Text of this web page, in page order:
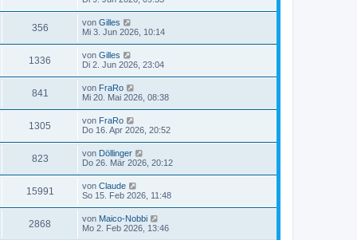
356 von Gilles
Mi 3. Jun 2026, 10:14
1336 von Gilles
Di 2. Jun 2026, 23:04
841 von FraRo
Mi 20. Mai 2026, 08:38
1305 von FraRo
Do 16. Apr 2026, 20:52
823 von Döllinger
Do 26. Mär 2026, 20:12
15991 von Claude
So 15. Feb 2026, 11:48
2868 von Maico-Nobbi
Mo 2. Feb 2026, 13:46